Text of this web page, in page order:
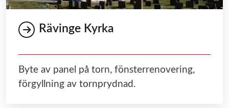
Rävinge Kyrka
Byte av panel på torn, fönsterrenovering,
förgyllning av tornprydnad.